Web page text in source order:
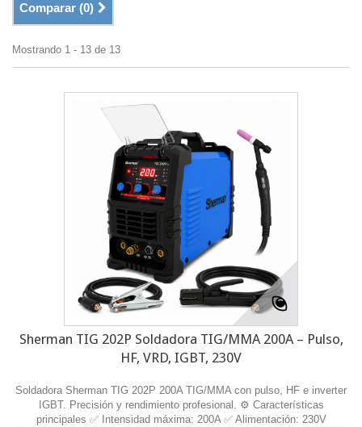
Comparar (0)
Mostrando 1 - 13 de 13
Sherman TIG 202P Soldadora TIG/MMA 200A – Pulso,
HF, VRD, IGBT, 230V
Soldadora Sherman TIG 202P 200A TIG/MMA con pulso, HF e inverter
IGBT. Precisión y rendimiento profesional. ⚙️ Características
principales ✅ Intensidad máxima: 200A ✅ Alimentación: 230V